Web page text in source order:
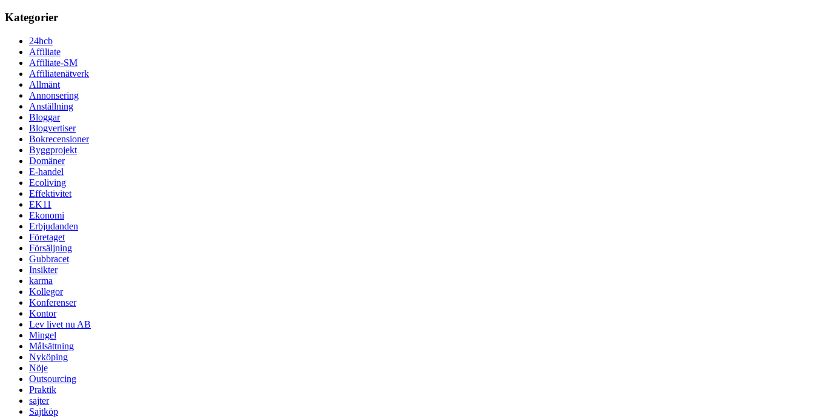
Kategorier
24hcb
Affiliate
Affiliate-SM
Affiliatenätverk
Allmänt
Annonsering
Anställning
Bloggar
Blogvertiser
Bokrecensioner
Byggprojekt
Domäner
E-handel
Ecoliving
Effektivitet
EK11
Ekonomi
Erbjudanden
Företaget
Försäljning
Gubbracet
Insikter
karma
Kollegor
Konferenser
Kontor
Lev livet nu AB
Mingel
Målsättning
Nyköping
Nöje
Outsourcing
Praktik
sajter
Sajtköp